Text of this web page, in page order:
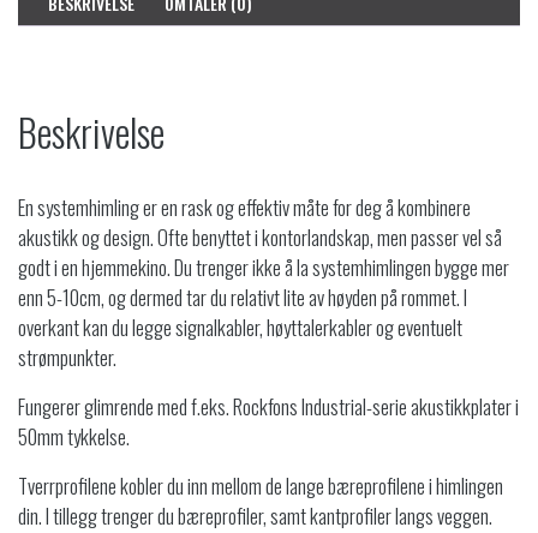
Beskrivelse
En systemhimling er en rask og effektiv måte for deg å kombinere
akustikk og design. Ofte benyttet i kontorlandskap, men passer vel så
godt i en hjemmekino. Du trenger ikke å la systemhimlingen bygge mer
enn 5-10cm, og dermed tar du relativt lite av høyden på rommet. I
overkant kan du legge signalkabler, høyttalerkabler og eventuelt
strømpunkter.
Fungerer glimrende med f.eks. Rockfons Industrial-serie akustikkplater i
50mm tykkelse.
Tverrprofilene kobler du inn mellom de lange bæreprofilene i himlingen
din. I tillegg trenger du bæreprofiler, samt kantprofiler langs veggen.